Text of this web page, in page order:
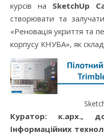
курсів на SketchUp
створювати та
«Реновація укриття та
корпусу КНУБА», як
Куратор: к.арх.,
Інформаційних